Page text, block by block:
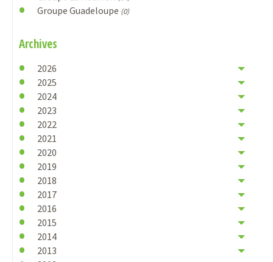
Groupe Guadeloupe (0)
Archives
2026
2025
2024
2023
2022
2021
2020
2019
2018
2017
2016
2015
2014
2013